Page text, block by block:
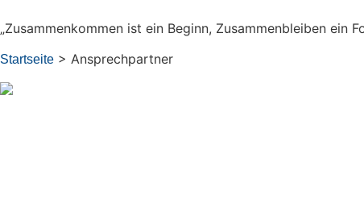
„Zusammenkommen ist ein Beginn, Zusammenbleiben
Startseite > Ansprechpartner